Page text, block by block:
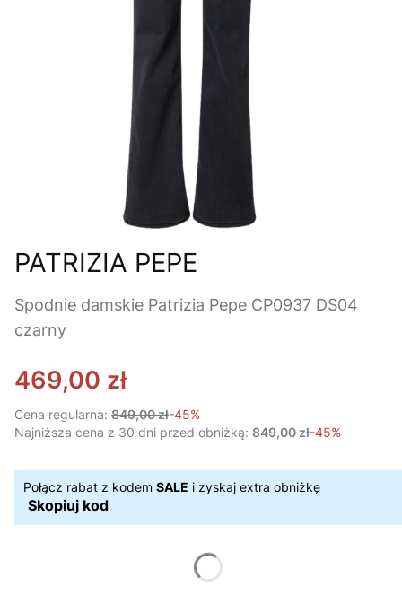
PATRIZIA PEPE
Spodnie damskie Patrizia Pepe CP0937 DS04
czarny
469,00 zł
Cena regularna: 849,00 zł-45%
Najniższa cena z 30 dni przed obniżką: 849,00 zł-45%
Połącz rabat z kodem SALE i zyskaj extra obniżkę
Skopiuj kod